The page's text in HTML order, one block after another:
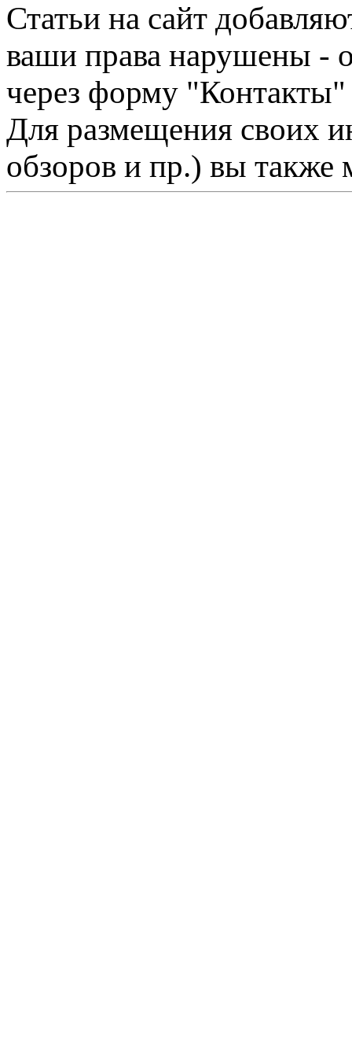
Статьи на сайт
ваши права нарушены -
через форму "Контакты"
Для размещения своих
обзоров и пр.) вы также